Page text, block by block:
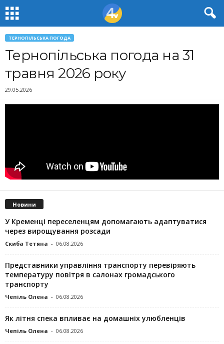
ТЕРНОПІЛЬСЬКА ПОГОДА
Тернопільська погода на 31
травня 2026 року
29.05.2026
Новини
У Кременці переселенцям допомагають адаптуватися
через вирощування розсади
Скиба Тетяна - 06.08.2026
Представники управління транспорту перевіряють
температуру повітря в салонах громадського
транспорту
Чепіль Олена - 06.08.2026
Як літня спека впливає на домашніх улюбленців
Чепіль Олена - 06.08.2026